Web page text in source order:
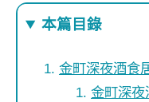
本篇目錄
金町深夜酒食
金町深夜